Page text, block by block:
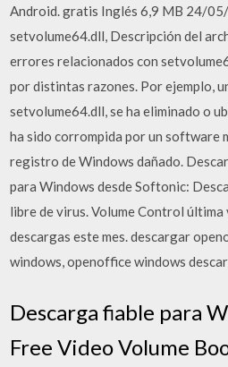
Android. gratis Inglés 6,9 MB 24/
setvolume64.dll, Descripción del
errores relacionados con
por distintas razones. Por ejemplo,
setvolume64.dll, se ha eliminado o
ha sido corrompida por un software
registro de Windows dañado.
para Windows desde Softonic:
libre de virus. Volume Control
descargas este mes. descargar
windows, openoffice windows
Descarga fiable para
Free Video Volume